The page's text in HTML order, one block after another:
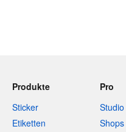
Produkte
Sticker
Etiketten
Pro
Studio
Shops